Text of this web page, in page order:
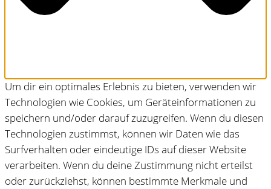
Um dir ein optimales Erlebnis zu bieten, verwenden wir
Technologien wie Cookies, um Geräteinformationen zu
speichern und/oder darauf zuzugreifen. Wenn du diesen
Technologien zustimmst, können wir Daten wie das
Surfverhalten oder eindeutige IDs auf dieser Website
verarbeiten. Wenn du deine Zustimmung nicht erteilst
oder zurückziehst, können bestimmte Merkmale und